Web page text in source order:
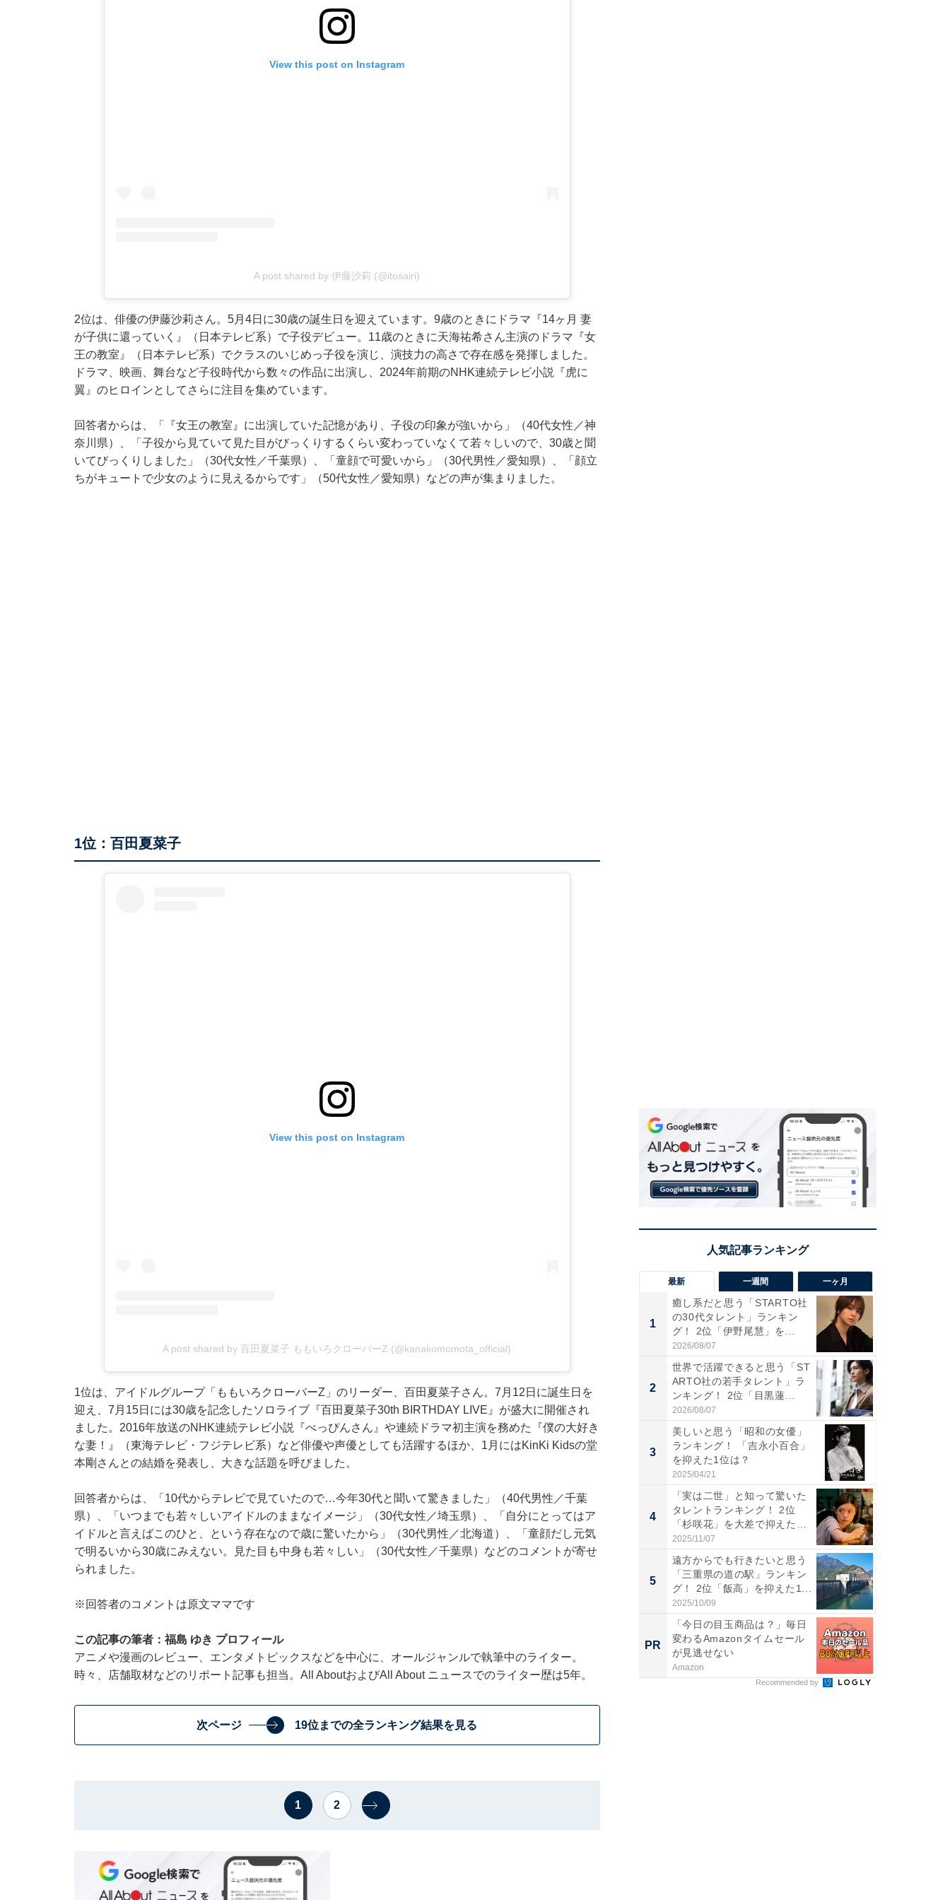
View this post on Instagram
A post shared by 伊藤沙莉 (@itosairi)
2位は、俳優の伊藤沙莉さん。5月4日に30歳の誕生日を迎えています。9歳のときにドラマ『14ヶ月 妻
が子供に還っていく』（日本テレビ系）で子役デビュー。11歳のときに天海祐希さん主演のドラマ『女
王の教室』（日本テレビ系）でクラスのいじめっ子役を演じ、演技力の高さで存在感を発揮しました。
ドラマ、映画、舞台など子役時代から数々の作品に出演し、2024年前期のNHK連続テレビ小説『虎に
翼』のヒロインとしてさらに注目を集めています。
回答者からは、「『女王の教室』に出演していた記憶があり、子役の印象が強いから」（40代女性／神
奈川県）、「子役から見ていて見た目がびっくりするくらい変わっていなくて若々しいので、30歳と聞
いてびっくりしました」（30代女性／千葉県）、「童顔で可愛いから」（30代男性／愛知県）、「顔立
ちがキュートで少女のように見えるからです」（50代女性／愛知県）などの声が集まりました。
1位：百田夏菜子
View this post on Instagram
A post shared by 百田夏菜子 ももいろクローバーZ (@kanakomomota_official)
1位は、アイドルグループ「ももいろクローバーZ」のリーダー、百田夏菜子さん。7月12日に誕生日を
迎え、7月15日には30歳を記念したソロライブ『百田夏菜子30th BIRTHDAY LIVE』が盛大に開催され
ました。2016年放送のNHK連続テレビ小説『べっぴんさん』や連続ドラマ初主演を務めた『僕の大好き
な妻！』（東海テレビ・フジテレビ系）など俳優や声優としても活躍するほか、1月にはKinKi Kidsの堂
本剛さんとの結婚を発表し、大きな話題を呼びました。
回答者からは、「10代からテレビで見ていたので…今年30代と聞いて驚きました」（40代男性／千葉
県）、「いつまでも若々しいアイドルのままなイメージ」（30代女性／埼玉県）、「自分にとってはア
イドルと言えばこのひと、という存在なので歳に驚いたから」（30代男性／北海道）、「童顔だし元気
で明るいから30歳にみえない。見た目も中身も若々しい」（30代女性／千葉県）などのコメントが寄せ
られました。
※回答者のコメントは原文ママです
この記事の筆者：福島 ゆき プロフィール
アニメや漫画のレビュー、エンタメトピックスなどを中心に、オールジャンルで執筆中のライター。
時々、店舗取材などのリポート記事も担当。All AboutおよびAll About ニュースでのライター歴は5年。
次ページ 19位までの全ランキング結果を見る
1 2
最新 一週間 一ヶ月
1
癒し系だと思う「STARTO社
の30代タレント」ランキン
グ！ 2位「伊野尾慧」を...
2026/08/07
2
世界で活躍できると思う「ST
ARTO社の若手タレント」ラ
ンキング！ 2位「目黒蓮...
2026/08/07
3
美しいと思う「昭和の女優」
ランキング！ 「吉永小百合」
を抑えた1位は？
2025/04/21
4
「実は二世」と知って驚いた
タレントランキング！ 2位
「杉咲花」を大差で抑えた1
位...
2025/11/07
5
遠方からでも行きたいと思う
「三重県の道の駅」ランキン
グ！ 2位「飯高」を抑えた1...
2025/10/09
PR
「今日の目玉商品は？」毎日
変わるAmazonタイムセール
が見逃せない
Amazon
Recommended by